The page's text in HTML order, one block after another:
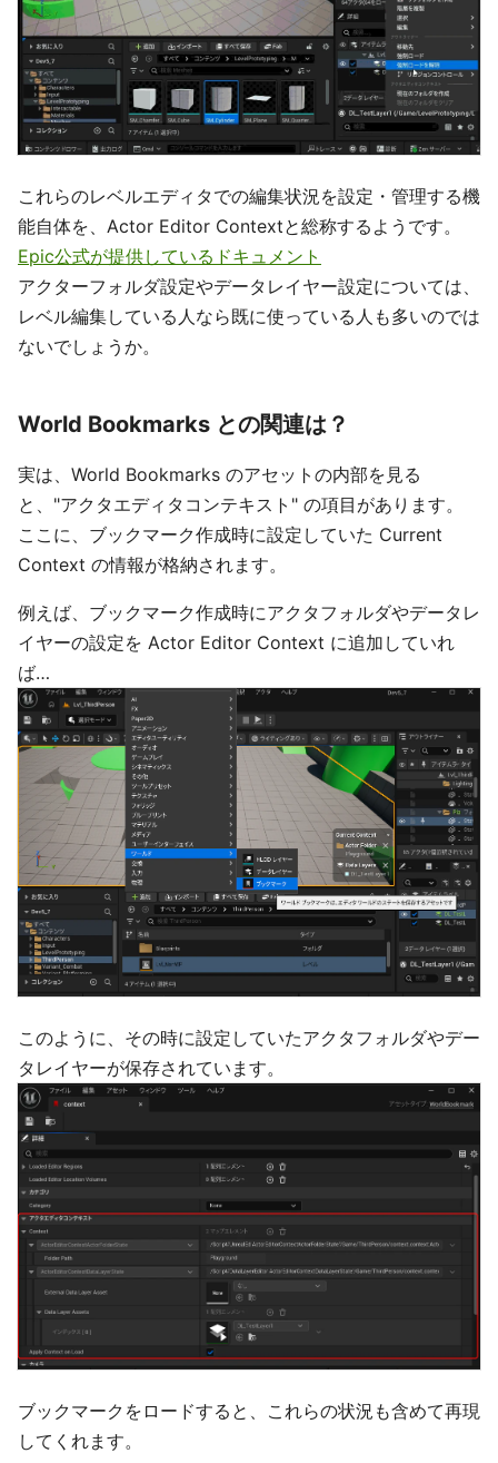
これらのレベルエディタでの編集状況を設定・管理する機
能自体を、Actor Editor Contextと総称するようです。
Epic公式が提供しているドキュメント
アクターフォルダ設定やデータレイヤー設定については、
レベル編集している人なら既に使っている人も多いのでは
ないでしょうか。
World Bookmarks との関連は？
実は、World Bookmarks のアセットの内部を見る
と、"アクタエディタコンテキスト" の項目があります。
ここに、ブックマーク作成時に設定していた Current
Context の情報が格納されます。
例えば、ブックマーク作成時にアクタフォルダやデータレ
イヤーの設定を Actor Editor Context に追加していれ
ば…
このように、その時に設定していたアクタフォルダやデー
タレイヤーが保存されています。
ブックマークをロードすると、これらの状況も含めて再現
してくれます。